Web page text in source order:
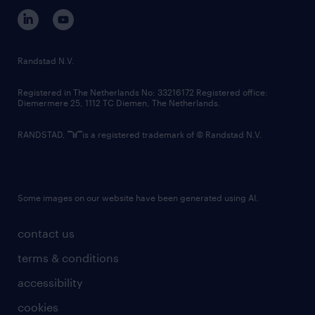
corporate governance
randstad innovation fund
country websites
contact us
terms & conditions
accessibility
cookies
Randstad N.V.
Registered in The Netherlands No: 33216172 Registered office:
Diemermere 25, 1112 TC Diemen, The Netherlands.
RANDSTAD, is a registered trademark of © Randstad N.V.
Some images on our website have been generated using AI.